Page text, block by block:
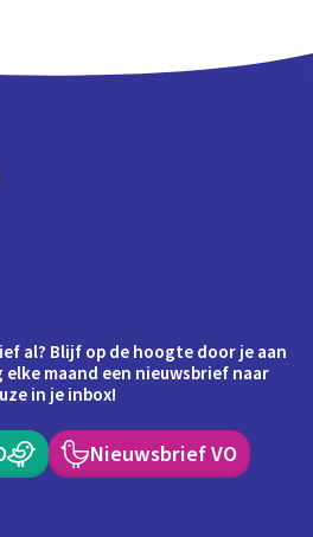
al? Blijf op de hoogte door je aan
maand een nieuwsbrief naar
in je inbox!
Nieuwsbrief VO